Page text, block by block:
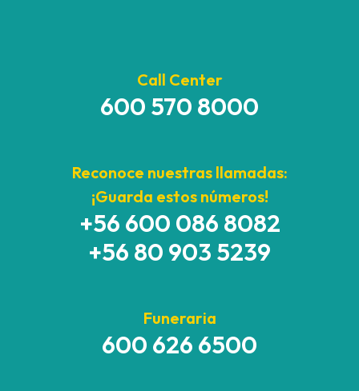
Call Center
600 570 8000
Reconoce nuestras llamadas:
¡Guarda estos números!
+56 600 086 8082
+56 80 903 5239
Funeraria
600 626 6500